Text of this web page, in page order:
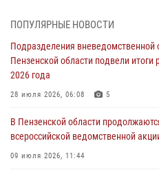
В Пензе сотрудники Росгвардии
05 августа 2026, 04:00
В Пензе при силовой поддержке
деятельность ОПГ,
4
В Управлении Росгвардии по
ПОПУЛЯРНЫЕ НОВОСТИ
Подразделения вневедомственной
Пензенской области подвели итоги
2026 года
28 июля 2026, 06:08 5
В Пензенской области
всероссийской ведомственной
09 июля 2026, 11:44